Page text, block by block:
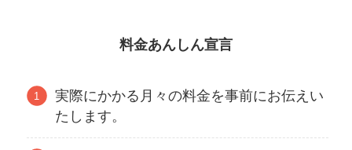
料金あんしん宣言
実際にかかる月々の料金を事前にお伝えい
たします。